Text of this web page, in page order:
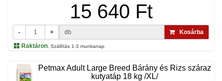
15 640 Ft
- + db
Kosárba
Raktáron , Szállítás 1-3 munkanap
Petmax Adult Large Breed Bárány és Rizs száraz
kutyatáp 18 kg /XL/